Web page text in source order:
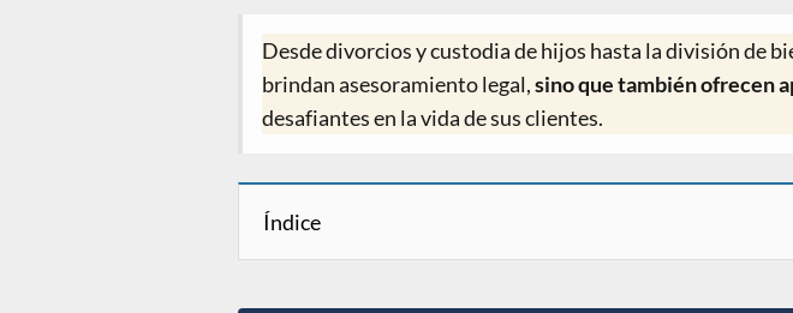
Desde divorcios y custodia de hijos hasta la división de
brindan asesoramiento legal,sino que también ofrecen
desafiantes en la vida de sus clientes.
Índice